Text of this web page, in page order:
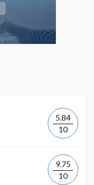
5.84
10
9.75
10